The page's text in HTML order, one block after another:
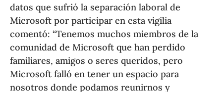
datos que sufrió la separación laboral de
Microsoft por participar en esta vigilia
comentó: “Tenemos muchos miembros de la
comunidad de Microsoft que han perdido
familiares, amigos o seres queridos, pero
Microsoft falló en tener un espacio para
nosotros donde podamos reunirnos y